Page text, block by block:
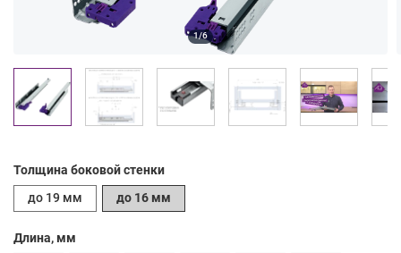
1/6
Толщина боковой стенки
до 19 мм
до 16 мм
Длина, мм